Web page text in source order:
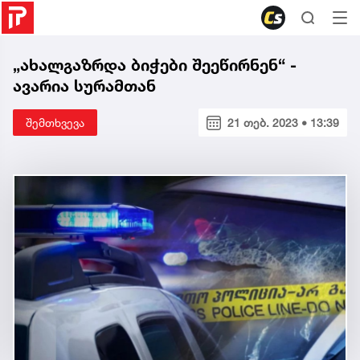
„ახალგაზრდა ბიჭები შეეწირნენ“ -
ავარია სურამთან
შემთხვევა 21 თებ. 2023 • 13:39